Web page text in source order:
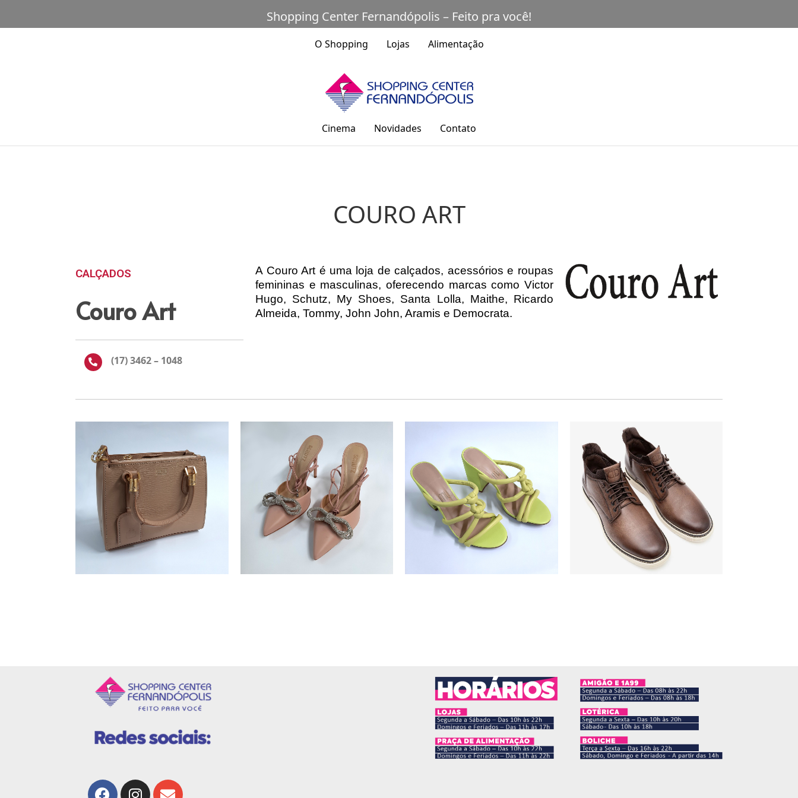
Shopping Center Fernandópolis – Feito pra você!
O Shopping Lojas Alimentação
Cinema Novidades Contato
COURO ART
CALÇADOS
Couro Art
(17) 3462 – 1048
A Couro Art é uma loja de calçados, acessórios e roupas
femininas e masculinas, oferecendo marcas como Victor
Hugo, Schutz, My Shoes, Santa Lolla, Maithe, Ricardo
Almeida, Tommy, John John, Aramis e Democrata.